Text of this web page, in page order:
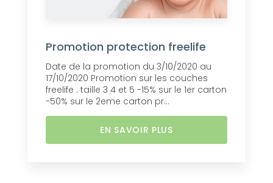
Promotion protection freelife
Date de la promotion du 3/10/2020 au
17/10/2020 Promotion sur les couches
freelife : taille 3 4 et 5 -15% sur le 1er carton
-50% sur le 2eme carton pr...
EN SAVOIR PLUS